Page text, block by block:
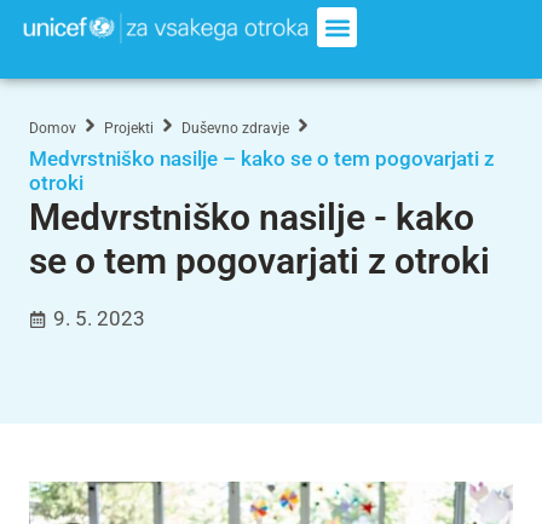
Domov Projekti Duševno zdravje
Medvrstniško nasilje – kako se o tem pogovarjati z
otroki
Medvrstniško nasilje - kako
se o tem pogovarjati z otroki
9. 5. 2023